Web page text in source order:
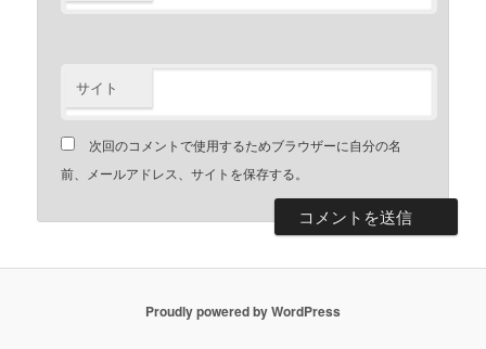
サイト
次回のコメントで使用するためブラウザーに自分の名
前、メールアドレス、サイトを保存する。
Proudly powered by WordPress